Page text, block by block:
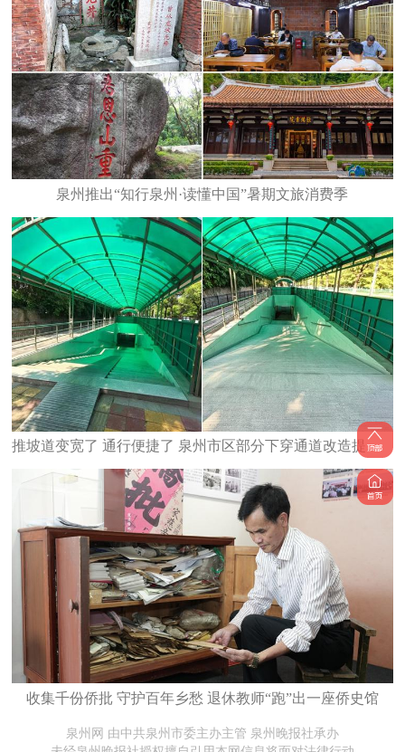
泉州推出“知行泉州·读懂中国”暑期文旅消费季
推坡道变宽了 通行便捷了 泉州市区部分下穿通道改造提升完工
收集千份侨批 守护百年乡愁 退休教师“跑”出一座侨史馆
泉州网 由中共泉州市委主办主管 泉州晚报社承办